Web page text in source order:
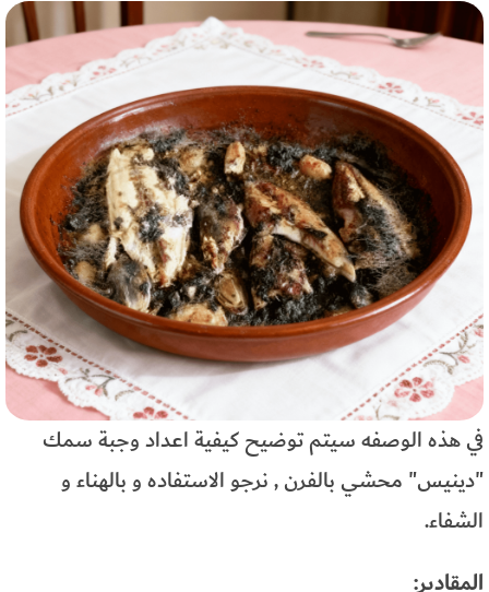
في هذه الوصفه سيتم توضيح كيفية اعداد وجبة سمك
"دينيس" محشي بالفرن , نرجو الاستفاده و بالهناء و
الشفاء.
المقادير: